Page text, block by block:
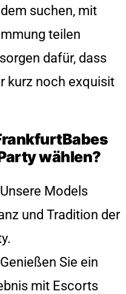
suchen, mit
teilen
dafür, dass
kurz noch exquisit
wählen?
Models
und Tradition der
Sie ein
mit Escorts